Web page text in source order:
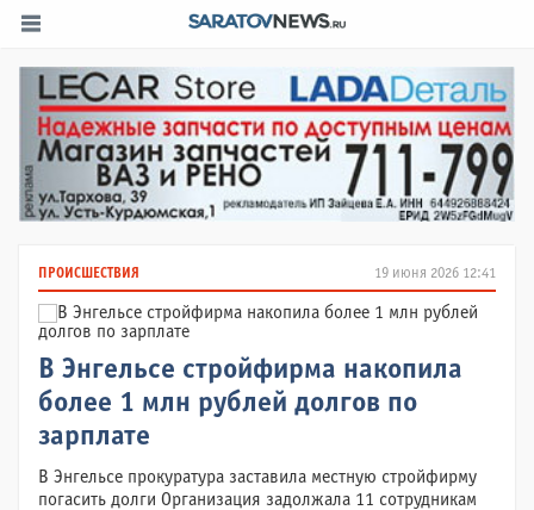
19 июня 2026 12:41
ПРОИСШЕСТВИЯ
В Энгельсе стройфирма накопила
более 1 млн рублей долгов по
зарплате
В Энгельсе прокуратура заставила местную стройфирму
погасить долги Организация задолжала 11 сотрудникам